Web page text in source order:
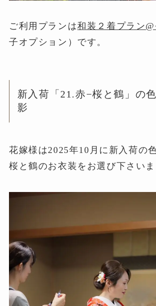
ご利用プランは和装２着プラン
子オプション）です。
新入荷「21.赤−桜と鶴」の
影
花嫁様は2025年10月に新入荷の
桜と鶴のお衣装をお選び下さいま